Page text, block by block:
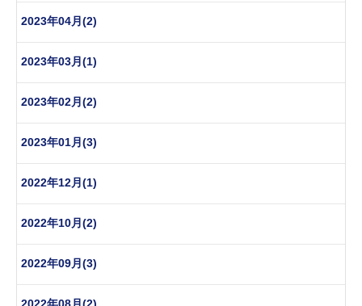
2023年04月(2)
2023年03月(1)
2023年02月(2)
2023年01月(3)
2022年12月(1)
2022年10月(2)
2022年09月(3)